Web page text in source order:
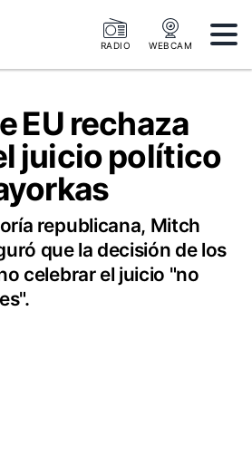
RADIO WEBCAM
EU rechaza
juicio político
republicana, Mitch
que la decisión de los
celebrar el juicio "no